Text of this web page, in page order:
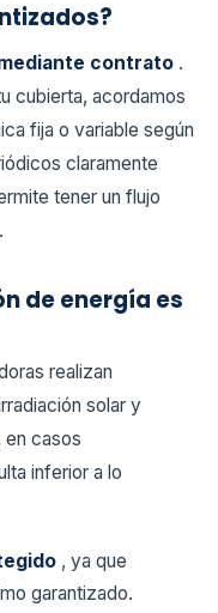
contrato .
cubierta, acordamos
fija o variable según
claramente
tener un flujo
de energía es
realizan
solar y
en casos
inferior a lo
, ya que
garantizado.